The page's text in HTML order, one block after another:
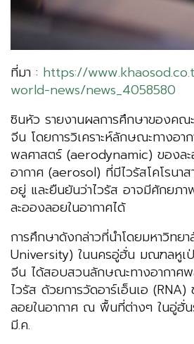
ที่มา : https://
world-news/news_4058580
ซินหัว รายงานผลการศึกษาของคณ
จีน โดยการวิเคราะห์ลักษณะทางอา
พลศาสตร์ (aerodynamic) ของล
อากาศ (aerosol) ที่มีไวรัสโคโรนา
อยู่ และยืนยันว่าไวรัส อาจมีศักยภา
ละอองลอยในอากาศได้
การศึกษาดังกล่าวที่นำโดยมหาวิทย
University) ในนครอู่ฮั่น มณฑลหูเ
จีน ได้สอบสวนลักษณะทางอากาศ
ไวรัส ด้วยการวัดอาร์เอ็นเอ (RNA)
ลอยในอากาศ ณ พื้นที่ต่างๆ ในอู่ฮั่น
มี.ค.